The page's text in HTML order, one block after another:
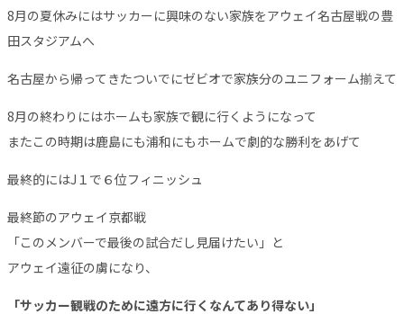
8月の夏休みにはサッカーに興味のない家族をアウェイ名古屋戦の豊
田スタジアムへ
名古屋から帰ってきたついでにゼビオで家族分のユニフォーム揃えて
8月の終わりにはホームも家族で観に行くようになって
またこの時期は鹿島にも浦和にもホームで劇的な勝利をあげて
最終的にはJ１で６位フィニッシュ
最終節のアウェイ京都戦
「このメンバーで最後の試合だし見届けたい」と
アウェイ遠征の虜になり、
「サッカー観戦のために遠方に行くなんてあり得ない」